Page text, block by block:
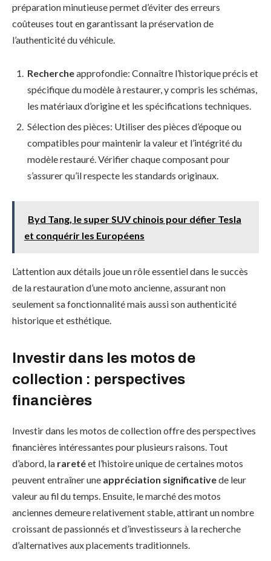
préparation minutieuse permet d’éviter des erreurs
coûteuses tout en garantissant la préservation de
l’authenticité du véhicule.
Rechercheapprofondie: Connaître l’historique précis et
spécifique du modèle à restaurer, y compris les schémas,
les matériaux d’origine et les spécifications techniques.
Sélection des pièces: Utiliser des pièces d’époque ou
compatibles pour maintenir la valeur et l’intégrité du
modèle restauré. Vérifier chaque composant pour
s’assurer qu’il respecte les standards originaux.
Byd Tang, le super SUV chinois pour défier Tesla
et conquérir les Européens
L’attention aux détails joue un rôle essentiel dans le succès
de la restauration d’une moto ancienne, assurant non
seulement sa fonctionnalité mais aussi son authenticité
historique et esthétique.
Investir dans les motos de
collection : perspectives
financières
Investir dans les motos de collection offre des perspectives
financières intéressantes pour plusieurs raisons. Tout
d’abord, la raretéet l’histoire unique de certaines motos
peuvent entraîner une appréciation significativede leur
valeur au fil du temps. Ensuite, le marché des motos
anciennes demeure relativement stable, attirant un nombre
croissant de passionnés et d’investisseurs à la recherche
d’alternatives aux placements traditionnels.